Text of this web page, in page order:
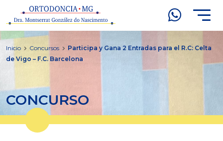
Inicio Concursos
Participa y Gana 2 Entradas para el R.C: Celta
de Vigo – F.C. Barcelona
CONCURSO